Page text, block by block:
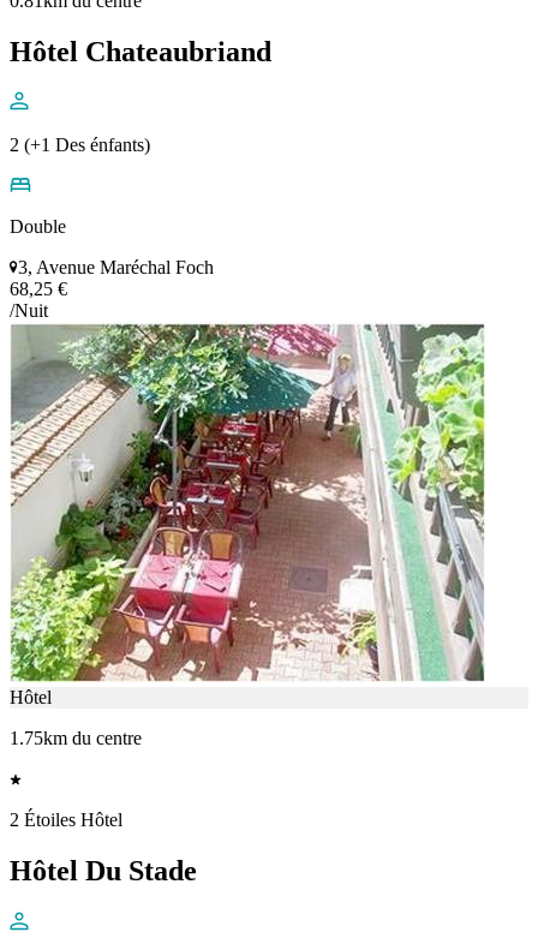
Hôtel Chateaubriand
2 (+1 Des énfants)
Double
3, Avenue Maréchal Foch
68,25 €
/Nuit
Hôtel
1.75km du centre
2 Étoiles Hôtel
Hôtel Du Stade